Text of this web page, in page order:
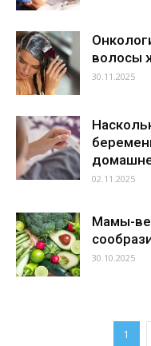
волосы
30.11.2025
02.11.2025
Мамы-
30.10.2025
1